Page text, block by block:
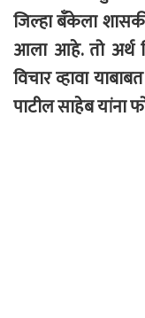
जिल्हा बँकेला
आला आहे. तो अर्थ
विचार व्हावा
पाटील साहेब